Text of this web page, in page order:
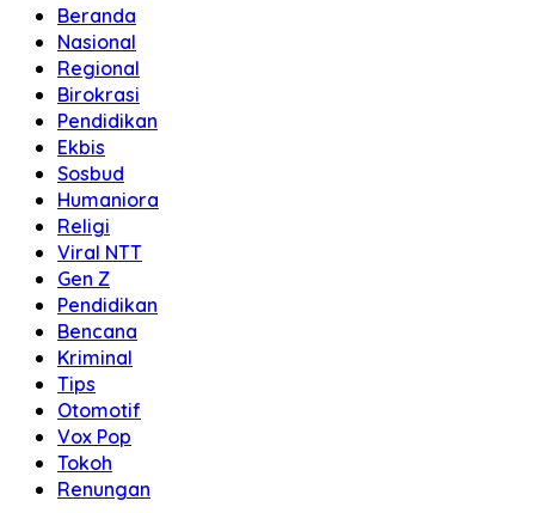
Beranda
Nasional
Regional
Birokrasi
Pendidikan
Ekbis
Sosbud
Humaniora
Religi
Viral NTT
Gen Z
Pendidikan
Bencana
Kriminal
Tips
Otomotif
Vox Pop
Tokoh
Renungan